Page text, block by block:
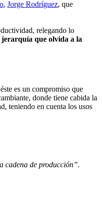
, Jorge Rodríguez, que
relegando lo
jerarquía que olvida a la
es un compromiso que
donde tiene cabida la
teniendo en cuenta los usos
cadena de producción”.